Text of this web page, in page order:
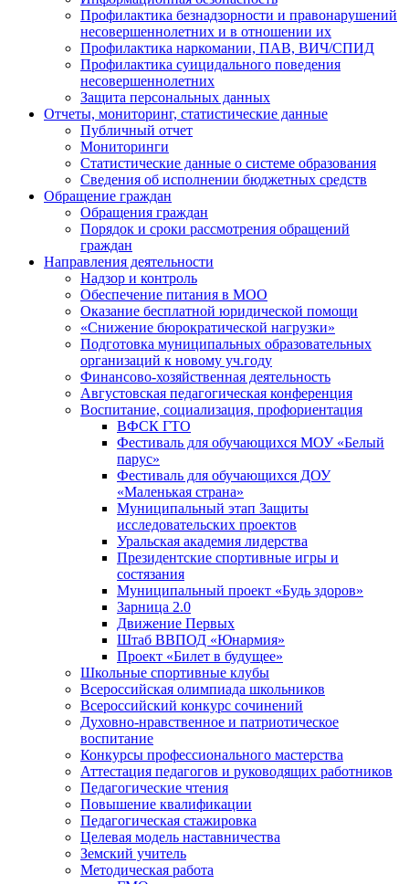
Профилактика безнадзорности и правонарушений
несовершеннолетних и в отношении их
Профилактика наркомании, ПАВ, ВИЧ/СПИД
Профилактика суицидального поведения
несовершеннолетних
Защита персональных данных
Отчеты, мониторинг, статистические данные
Публичный отчет
Мониторинги
Статистические данные о системе образования
Сведения об исполнении бюджетных средств
Обращение граждан
Обращения граждан
Порядок и сроки рассмотрения обращений
граждан
Направления деятельности
Надзор и контроль
Обеспечение питания в МОО
Оказание бесплатной юридической помощи
«Снижение бюрократической нагрузки»
Подготовка муниципальных образовательных
организаций к новому уч.году
Финансово-хозяйственная деятельность
Августовская педагогическая конференция
Воспитание, социализация, профориентация
ВФСК ГТО
Фестиваль для обучающихся МОУ «Белый
парус»
Фестиваль для обучающихся ДОУ
«Маленькая страна»
Муниципальный этап Защиты
исследовательских проектов
Уральская академия лидерства
Президентские спортивные игры и
состязания
Муниципальный проект «Будь здоров»
Зарница 2.0
Движение Первых
Штаб ВВПОД «Юнармия»
Проект «Билет в будущее»
Школьные спортивные клубы
Всероссийская олимпиада школьников
Всероссийский конкурс сочинений
Духовно-нравственное и патриотическое
воспитание
Конкурсы профессионального мастерства
Аттестация педагогов и руководящих работников
Педагогические чтения
Повышение квалификации
Педагогическая стажировка
Целевая модель наставничества
Земский учитель
Методическая работа